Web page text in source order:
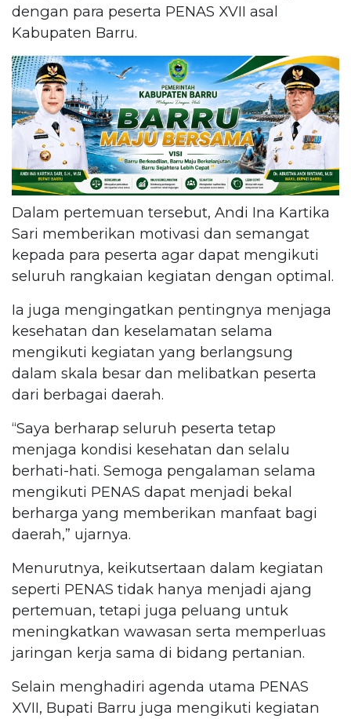
dengan para peserta PENAS XVII asal
Kabupaten Barru.
Dalam pertemuan tersebut, Andi Ina Kartika
Sari memberikan motivasi dan semangat
kepada para peserta agar dapat mengikuti
seluruh rangkaian kegiatan dengan optimal.
Ia juga mengingatkan pentingnya menjaga
kesehatan dan keselamatan selama
mengikuti kegiatan yang berlangsung
dalam skala besar dan melibatkan peserta
dari berbagai daerah.
“Saya berharap seluruh peserta tetap
menjaga kondisi kesehatan dan selalu
berhati-hati. Semoga pengalaman selama
mengikuti PENAS dapat menjadi bekal
berharga yang memberikan manfaat bagi
daerah,” ujarnya.
Menurutnya, keikutsertaan dalam kegiatan
seperti PENAS tidak hanya menjadi ajang
pertemuan, tetapi juga peluang untuk
meningkatkan wawasan serta memperluas
jaringan kerja sama di bidang pertanian.
Selain menghadiri agenda utama PENAS
XVII, Bupati Barru juga mengikuti kegiatan